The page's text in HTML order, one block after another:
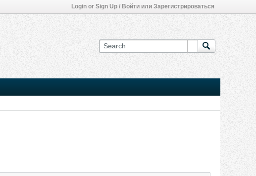
Login or Sign Up / Войти или Зарегистрироваться